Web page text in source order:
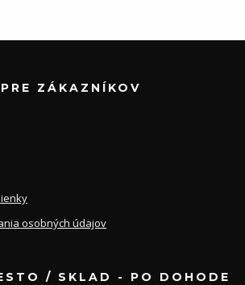
ZÁKAZNÍKOV
osobných údajov
/ SKLAD - PO DOHODE